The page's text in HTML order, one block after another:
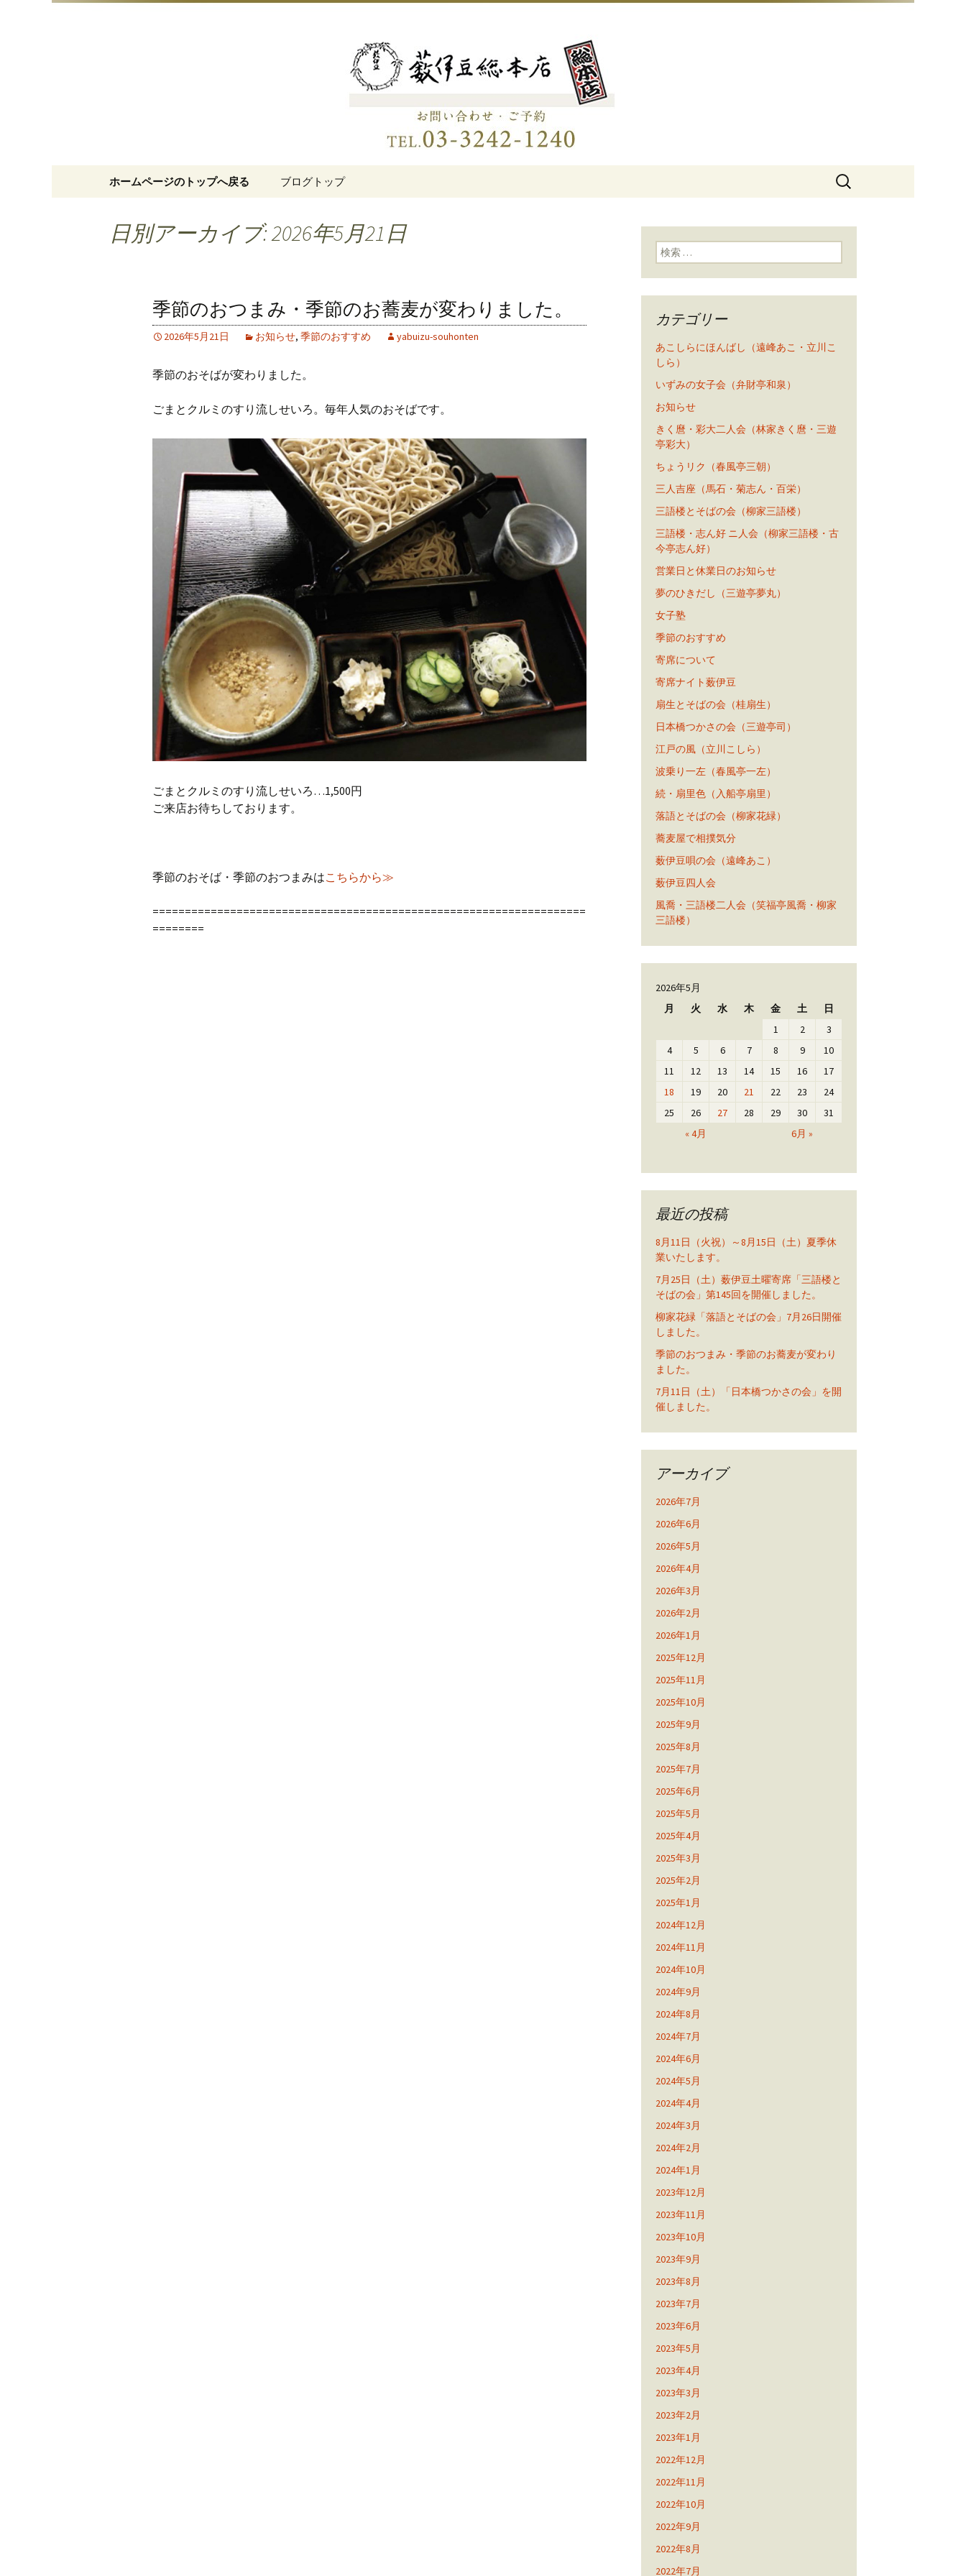
日本橋の老舗蕎麦屋「藪伊豆総本店」
コンテンツへ移動
ホームページのトップへ戻る ブログトップ
検
日別アーカイブ: 2026年5月21日
季節のおつまみ・季節のお蕎麦が変わりました。
2026年5月21日 お知らせ, 季節のおすすめ yabuizu-souhonten
季節のおそばが変わりました。
ごまとクルミのすり流しせいろ。毎年人気のおそばです。
ごまとクルミのすり流しせいろ…1,500円
ご来店お待ちしております。
季節のおそば・季節のおつまみはこちらから≫
===================================================================
========
検索:
カテゴリー
あこしらにほんばし（遠峰あこ・立川こ
しら）
いずみの女子会（弁財亭和泉）
お知らせ
きく麿・彩大二人会（林家きく麿・三遊
亭彩大）
ちょうリク（春風亭三朝）
三人吉座（馬石・菊志ん・百栄）
三語楼とそばの会（柳家三語楼）
三語楼・志ん好 ニ人会（柳家三語楼・古
今亭志ん好）
営業日と休業日のお知らせ
夢のひきだし（三遊亭夢丸）
女子塾
季節のおすすめ
寄席について
寄席ナイト薮伊豆
扇生とそばの会（桂扇生）
日本橋つかさの会（三遊亭司）
江戸の風（立川こしら）
波乗り一左（春風亭一左）
続・扇里色（入船亭扇里）
落語とそばの会（柳家花緑）
蕎麦屋で相撲気分
薮伊豆唄の会（遠峰あこ）
薮伊豆四人会
風喬・三語楼二人会（笑福亭風喬・柳家
三語楼）
2026年5月
月
火 水 木 金 土 日
« 4月 6月 »
1 2
3
4
5 6 7 8 9
10
11
12 13 14 15 16
17
18
19 20 21 22 23
24
25
26 27 28 29 30 31
最近の投稿
8月11日（火祝）～8月15日（土）夏季休
業いたします。
7月25日（土）薮伊豆土曜寄席「三語楼と
そばの会」第145回を開催しました。
柳家花緑「落語とそばの会」7月26日開催
しました。
季節のおつまみ・季節のお蕎麦が変わり
ました。
7月11日（土）「日本橋つかさの会」を開
催しました。
アーカイブ
2026年7月
2026年6月
2026年5月
2026年4月
2026年3月
2026年2月
2026年1月
2025年12月
2025年11月
2025年10月
2025年9月
2025年8月
2025年7月
2025年6月
2025年5月
2025年4月
2025年3月
2025年2月
2025年1月
2024年12月
2024年11月
2024年10月
2024年9月
2024年8月
2024年7月
2024年6月
2024年5月
2024年4月
2024年3月
2024年2月
2024年1月
2023年12月
2023年11月
2023年10月
2023年9月
2023年8月
2023年7月
2023年6月
2023年5月
2023年4月
2023年3月
2023年2月
2023年1月
2022年12月
2022年11月
2022年10月
2022年9月
2022年8月
2022年7月